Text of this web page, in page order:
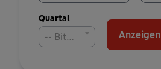
Quartal
-- Bitte wählen Sie aus --
Anzeigen